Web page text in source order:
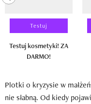
Testuj
Testuj kosmetyki! ZA
DARMO!
Plotki o kryzysie w
nie słabną. Od kiedy